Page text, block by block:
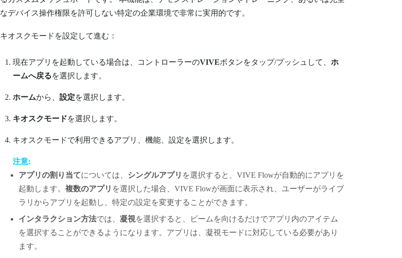
なデバイス操作権限を許可しない特定の企業環境で非常に実用的です。
キオスクモードを設定して進む：
現在アプリを起動している場合は、コントローラーのVIVEボタンをタップ/プッシュして、 ホ
ームへ戻るを選択します。
ホームから、 設定を選択します。
キオスクモードを選択します。
キオスクモードで利用できるアプリ、機能、設定を選択します。
注意:
アプリの割り当てについては、 シングルアプリ を選択すると、VIVE Flowが自動的にアプリを
起動します。複数のアプリ を選択した場合、VIVE Flowが画面に表示され、ユーザーがライブ
ラリからアプリを起動し、特定の設定を変更することができます。
インタラクション方法では、凝視を選択すると、ビームを向けるだけでアプリ内のアイテム
を選択することができるようになります。アプリは、凝視モードに対応している必要があり
ます。